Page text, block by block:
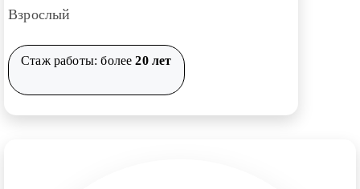
Взрослый
Стаж работы: более20 лет